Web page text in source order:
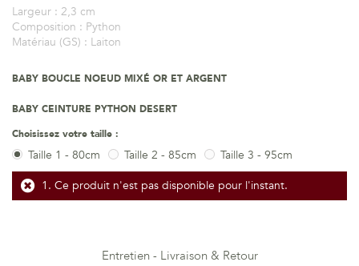
Largeur : 2,3 cm
Composition : Python
Matériau (GS) : Laiton
BABY BOUCLE NOEUD MIXÉ OR ET ARGENT
BABY CEINTURE PYTHON DESERT
Choisissez votre taille :
Taille 1 - 80cm Taille 2 - 85cm
Taille 3 - 95cm
Ce produit n'est pas disponible pour l'instant.
Entretien
Livraison & Retour